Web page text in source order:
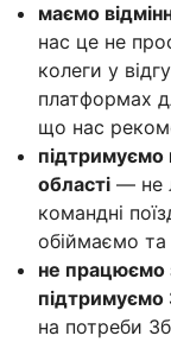
маємо
нас це не
колеги у
платформах
що нас
підтримуємо
області — не
командні
обіймаємо
не працюємо
на потреби